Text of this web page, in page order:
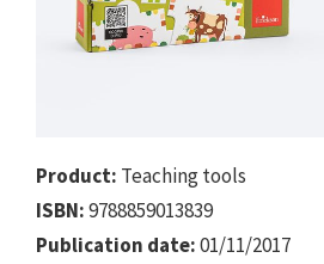
Product: Teaching tools
ISBN:9788859013839
Publication date:01/11/2017